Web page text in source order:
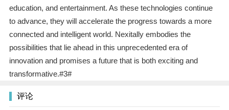
education, and entertainment. As these technologies continue
to advance, they will accelerate the progress towards a more
connected and intelligent world. Nexitally embodies the
possibilities that lie ahead in this unprecedented era of
innovation and promises a future that is both exciting and
transformative.#3#
评论